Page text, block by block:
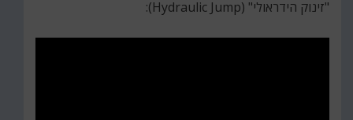
"זינוק הידראולי" (Hydraulic Jump):